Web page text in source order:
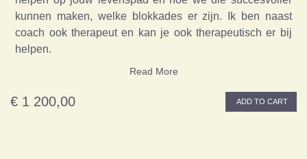
kunnen maken, welke blokkades er zijn. Ik ben naast
coach ook therapeut en kan je ook therapeutisch er bij
helpen.
Read More
€ 1 200,00 ADD TO CART